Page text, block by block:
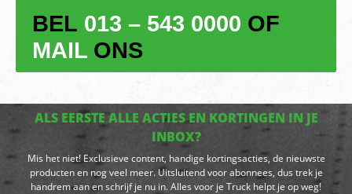
BEL 013 – 543 0000 OF
MAIL ONS
ALS EERSTE ALLE ACTIES EN KORTINGEN IN JE
INBOX?
Mis het niet! Exclusieve content, handige kortingsacties, de nieuwste
producten en nog veel meer. Uitsluitend voor abonnees, dus trek je
handrem aan en schrijf je nu in. Alles voor je Truck helpt je op weg!